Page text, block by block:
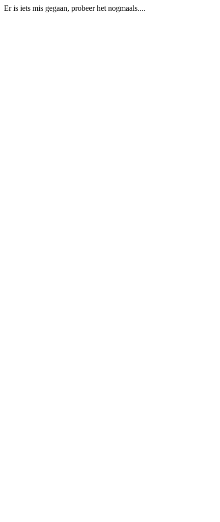
Er is iets mis gegaan, probeer het nogmaals....